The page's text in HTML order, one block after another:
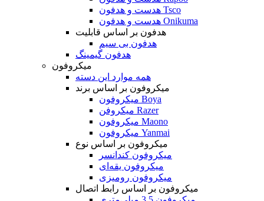
هدست و هدفون Tsco
هدست و هدفون Onikuma
هدفون بر اساس قابلیت
هدفون بی سیم
هدفون گیمینگ
میکروفون
همه موارد این دسته
میکروفون بر اساس برند
میکروفون Boya
میکروفن Razer
میکروفون Maono
میکروفون Yanmai
میکروفون بر اساس نوع
میکروفون کندانسر
میکروفون یقه‌ای
میکروفون رومیزی
میکروفون بر اساس رابط اتصال